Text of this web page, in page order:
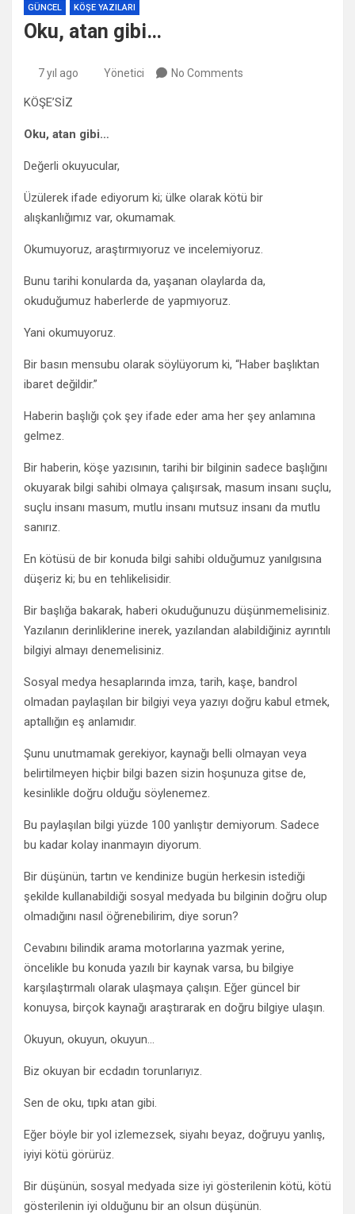
GÜNCEL KÖŞE YAZILARI
Oku, atan gibi…
7 yıl ago Yönetici No Comments
KÖŞE’SİZ
Oku, atan gibi…
Değerli okuyucular,
Üzülerek ifade ediyorum ki; ülke olarak kötü bir
alışkanlığımız var, okumamak.
Okumuyoruz, araştırmıyoruz ve incelemiyoruz.
Bunu tarihi konularda da, yaşanan olaylarda da,
okuduğumuz haberlerde de yapmıyoruz.
Yani okumuyoruz.
Bir basın mensubu olarak söylüyorum ki, “Haber başlıktan
ibaret değildir.”
Haberin başlığı çok şey ifade eder ama her şey anlamına
gelmez.
Bir haberin, köşe yazısının, tarihi bir bilginin sadece başlığını
okuyarak bilgi sahibi olmaya çalışırsak, masum insanı suçlu,
suçlu insanı masum, mutlu insanı mutsuz insanı da mutlu
sanırız.
En kötüsü de bir konuda bilgi sahibi olduğumuz yanılgısına
düşeriz ki; bu en tehlikelisidir.
Bir başlığa bakarak, haberi okuduğunuzu düşünmemelisiniz.
Yazılanın derinliklerine inerek, yazılandan alabildiğiniz ayrıntılı
bilgiyi almayı denemelisiniz.
Sosyal medya hesaplarında imza, tarih, kaşe, bandrol
olmadan paylaşılan bir bilgiyi veya yazıyı doğru kabul etmek,
aptallığın eş anlamıdır.
Şunu unutmamak gerekiyor, kaynağı belli olmayan veya
belirtilmeyen hiçbir bilgi bazen sizin hoşunuza gitse de,
kesinlikle doğru olduğu söylenemez.
Bu paylaşılan bilgi yüzde 100 yanlıştır demiyorum. Sadece
bu kadar kolay inanmayın diyorum.
Bir düşünün, tartın ve kendinize bugün herkesin istediği
şekilde kullanabildiği sosyal medyada bu bilginin doğru olup
olmadığını nasıl öğrenebilirim, diye sorun?
Cevabını bilindik arama motorlarına yazmak yerine,
öncelikle bu konuda yazılı bir kaynak varsa, bu bilgiye
karşılaştırmalı olarak ulaşmaya çalışın. Eğer güncel bir
konuysa, birçok kaynağı araştırarak en doğru bilgiye ulaşın.
Okuyun, okuyun, okuyun…
Biz okuyan bir ecdadın torunlarıyız.
Sen de oku, tıpkı atan gibi.
Eğer böyle bir yol izlemezsek, siyahı beyaz, doğruyu yanlış,
iyiyi kötü görürüz.
Bir düşünün, sosyal medyada size iyi gösterilenin kötü, kötü
gösterilenin iyi olduğunu bir an olsun düşünün.